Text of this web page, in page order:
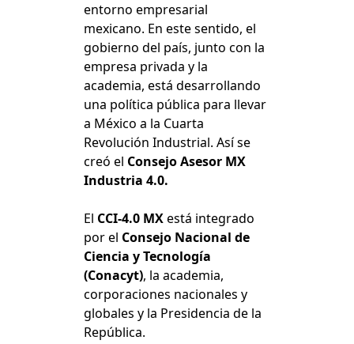
entorno empresarial
mexicano. En este sentido, el
gobierno del país, junto con la
empresa privada y la
academia, está desarrollando
una política pública para llevar
a México a la Cuarta
Revolución Industrial. Así se
creó el Consejo Asesor MX
Industria 4.0.
El CCI-4.0 MXestá integrado
por el Consejo Nacional de
Ciencia y Tecnología
(Conacyt), la academia,
corporaciones nacionales y
globales y la Presidencia de la
República.